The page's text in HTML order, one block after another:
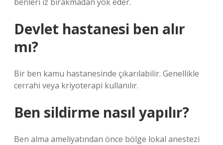
Devlet hastanesi ben alır
mı?
Bir ben kamu hastanesinde çıkarılabilir. Genellikle
cerrahi veya kriyoterapi kullanılır.
Ben sildirme nasıl yapılır?
Ben alma ameliyatından önce bölge lokal anestezi